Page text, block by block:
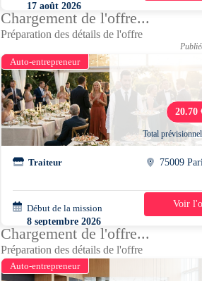
17 août 2026
10h30 - 17h30
Chargement de l'offre...
Préparation des détails de l'offre
Auto-entrepreneur
20.70
Total prévisionnel
Traiteur 75009
Début de la mission
8 septembre 2026
17h00 - 21h00
2 Voir
Chargement de l'offre...
Préparation des détails de l'offre
Auto-entrepreneur